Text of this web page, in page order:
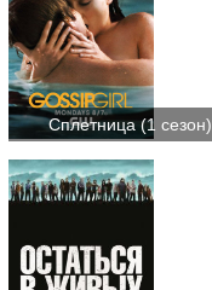
Сплетница (1 сезон)